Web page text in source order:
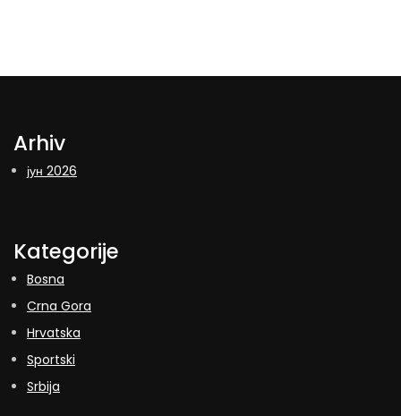
Arhiv
јун 2026
Kategorije
Bosna
Crna Gora
Hrvatska
Sportski
Srbija